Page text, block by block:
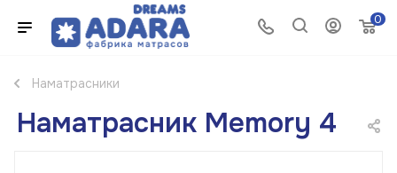
0
Наматрасники
Наматрасник Memory 4